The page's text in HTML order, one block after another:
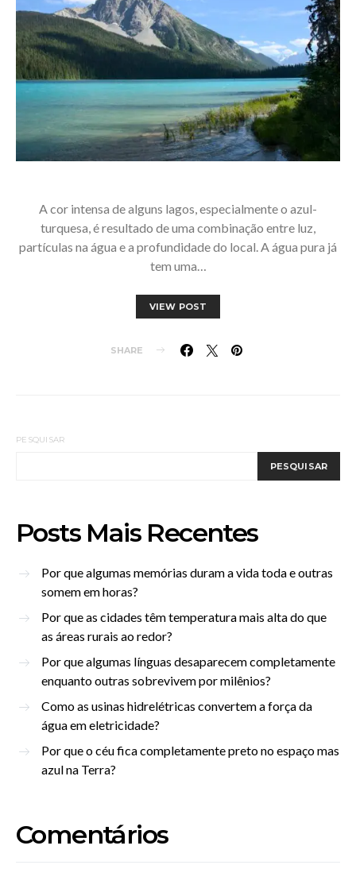
A cor intensa de alguns lagos, especialmente o azul-
turquesa, é resultado de uma combinação entre luz,
partículas na água e a profundidade do local. A água pura já
tem uma…
VIEW POST
SHARE
PESQUISAR
PESQUISAR
Posts Mais Recentes
Por que algumas memórias duram a vida toda e outras
somem em horas?
Por que as cidades têm temperatura mais alta do que
as áreas rurais ao redor?
Por que algumas línguas desaparecem completamente
enquanto outras sobrevivem por milênios?
Como as usinas hidrelétricas convertem a força da
água em eletricidade?
Por que o céu fica completamente preto no espaço mas
azul na Terra?
Comentários